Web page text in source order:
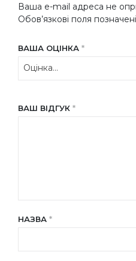
Ваша e-mail адреса не
Обов’язкові поля позначені
ВАША ОЦІНКА *
ВАШ ВІДГУК *
НАЗВА *